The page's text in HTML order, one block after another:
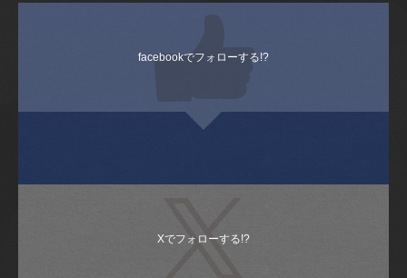
facebookでフォローする!?
Xでフォローする!?